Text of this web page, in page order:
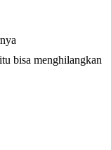
bisa menghilangkan